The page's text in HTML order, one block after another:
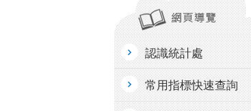
認識統計處
常用指標快速查詢